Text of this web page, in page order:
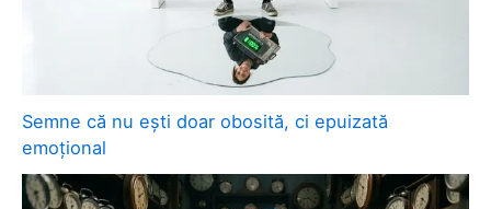
Semne că nu ești doar obosită, ci epuizată
emoțional